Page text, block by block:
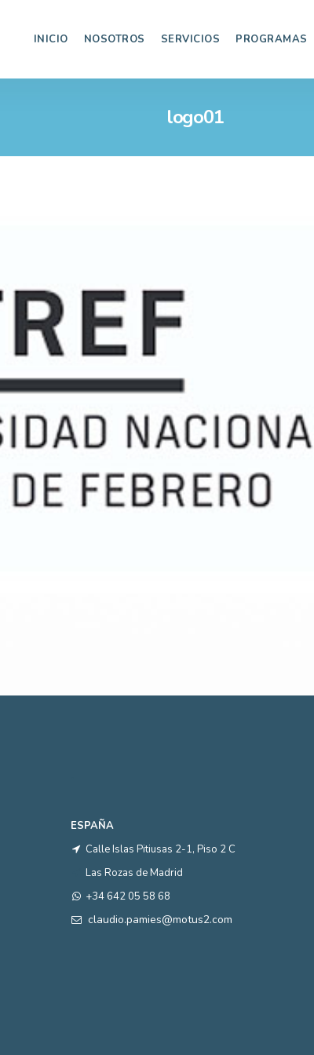
INICIO NOSOTROS SERVICIOS PROGRAMAS
logo01
ESPAÑA
Calle Islas Pitiusas 2-1, Piso 2 C
Las Rozas de Madrid
+34 642 05 58 68
claudio.pamies@motus2.com